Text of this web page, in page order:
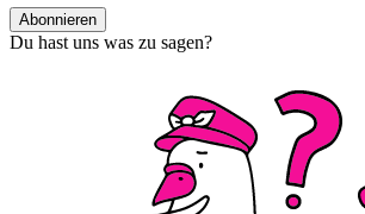
Abonnieren
Du hast uns was zu sagen?